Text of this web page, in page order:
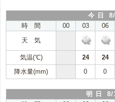
今 日
時 間
00 03 06
天 気
気温(℃) 24 24
降水量(mm)
0 0
明 日 8/